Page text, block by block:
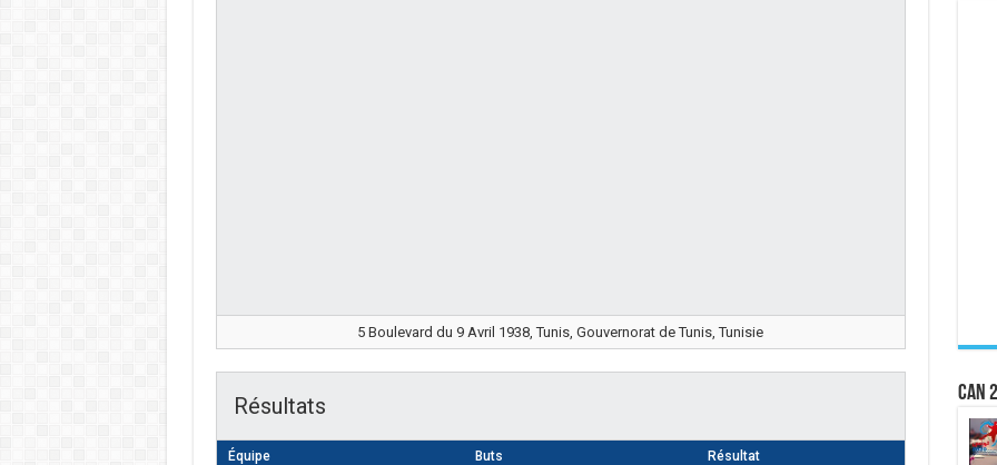
5 Boulevard du 9 Avril 1938, Tunis, Gouvernorat de Tunis, Tunisie
Résultats
Équipe Buts Résultat
CAN